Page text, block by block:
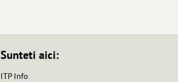
Sunteti aici:
ITP Info